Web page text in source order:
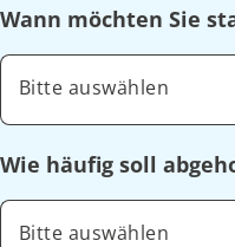
Wann möchten Sie
Bitte auswählen
Wie häufig soll
Bitte auswählen